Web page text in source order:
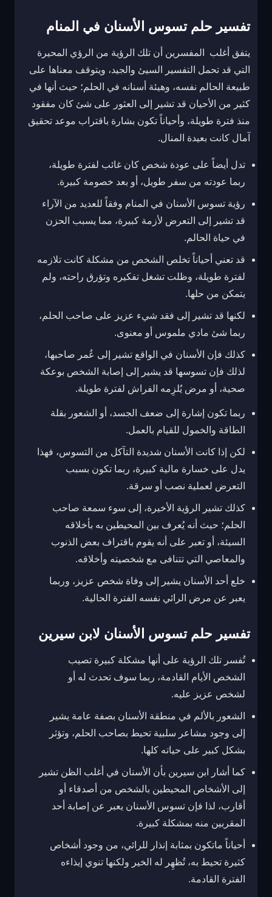
تفسير حلم تسوس الأسنان في المنام
يتفق أغلب المفسرين أن تلك الرؤية من الرؤي المحيرة
التي قد تحمل التفسير السيئ والجيد، ويتوقف معناها على
طبيعة الحالم نفسه، وهيئة أسنانه في الحلم؛ حيث أنها في
كثير من الأحيان قد تشير إلى العثور على شئ كان مفقود
منذ فترة طويلة، وأحياناً تكون بشارة باقتراب موعد تحقيق
آمال كانت بعيدة المنال.
تدل أيضاً على عودة شخص كان غائب لفترة طويلة،
ربما عودته من سفر طويل، أو بعد خصومة كبيرة.
رؤية تسوس الأسنان في المنام وفقاً للعديد من الآراء
قد تشير إلى التعرض لأزمة كبيرة، مما يسبب الحزن
في حياة الحالم.
قد تعني أحياناً تخلص الشخص من مشكلة كانت تلازمه
لفترة طويلة، وظلت تشغل تفكيره وتؤرق راحته، ولم
يتمكن من حلها.
لكنها قد تشير إلى فقد شيء عزيز على صاحب الحلم،
ربما شئ مادي ملموس أو معنوى.
كذلك فإن الأسنان في الواقع تشير إلى عُمر صاحبها،
لذلك فإن تسوسها قد يشير إلى إصابة الشخص بوعكة
صحية، أو مرض يُلزِمه الفراش لفترة طويلة.
ربما تكون إشارة إلى ضعف الجسد، أو الشعور بقلة
الطاقة والخمول للقيام بالعمل.
لكن إذا كانت الأسنان شديدة التآكل من التسوس، فهذا
يدل على خسارة مالية كبيرة، ربما تكون بسبب
التعرض لعملية نصب أو سرقة.
كذلك تشير الرؤية الأخيرة، إلى سوء سمعة صاحب
الحلم؛ حيث أنه يُعرف بين المحيطين به بأخلاقه
السيئة، أو تعبر على أنه يقوم باقتراف بعض الذنوب
والمعاصي التي تتنافى مع شخصيته وأخلاقه.
خلع أحد الأسنان يشير إلى وفاة شخص عزيز، وربما
يعبر عن مرض الرائي نفسه الفترة الحالية.
تفسير حلم تسوس الأسنان لابن سيرين
تُفسر تلك الرؤية على أنها مشكلة كبيرة تصيب
الشخص الأيام القادمة، ربما سوف تحدث له أو
لشخص عزيز عليه.
الشعور بالألم في منطقة الأسنان بصفة عامة يشير
إلى وجود مشاعر سلبية تحيط بصاحب الحلم، وتؤثر
بشكل كبير على حياته كلها.
كما أشار ابن سيرين بأن الأسنان في أغلب الظن تشير
إلى الأشخاص المحيطين بالشخص من أصدقاء أو
أقارب، لذا فإن تسوس الأسنان يعبر عن إصابة أحد
المقربين منه بمشكلة كبيرة.
أحياناً ماتكون بمثابة إنذار للرائي، من وجود أشخاص
كثيرة تحيط به، تُظهِر له الخير ولكنها تنوي إيذاءه
الفترة القادمة.